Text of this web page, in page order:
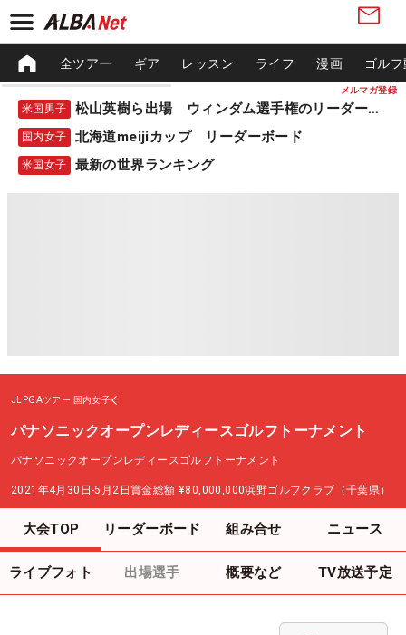
メルマガ登録
全ツアー ギア レッスン ライフ 漫画 ゴル
米国男子 松山英樹ら出場 ウィンダム選手権のリーダーボード
国内女子 北海道meijiカップ リーダーボード
米国女子 最新の世界ランキング
JLPGAツアー 国内女子
パナソニックオープンレディースゴルフトーナメント
パナソニックオープンレディースゴルフトーナメント
2021年4月30日-5月2日賞金総額 ¥80,000,000浜野ゴルフクラブ（千葉県）
大会TOP リーダーボード 組み合せ ニュース
ライブフォト 出場選手 概要など TV放送予定